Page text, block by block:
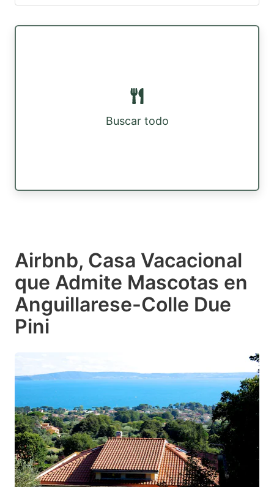
Buscar todo
Airbnb, Casa Vacacional
que Admite Mascotas en
Anguillarese-Colle Due
Pini